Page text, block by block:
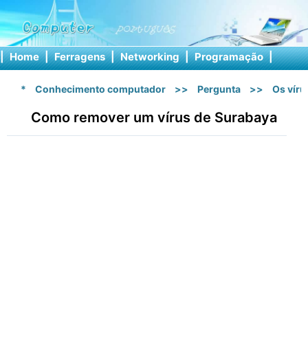
| Home | Ferragens | Networking | Programação |
* Conhecimento computador >> Pergunta >> Os
Como remover um vírus de Surabaya